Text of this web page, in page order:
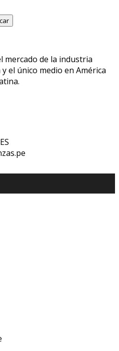
mercado de la industria
el único medio en América